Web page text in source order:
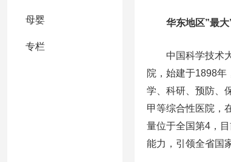
母婴
专栏
华东地区”最大”
中国科学技术大
院，始建于1898年
学、科研、预防、
甲等综合性医院，
量位于全国第4，
能力，引领全省国